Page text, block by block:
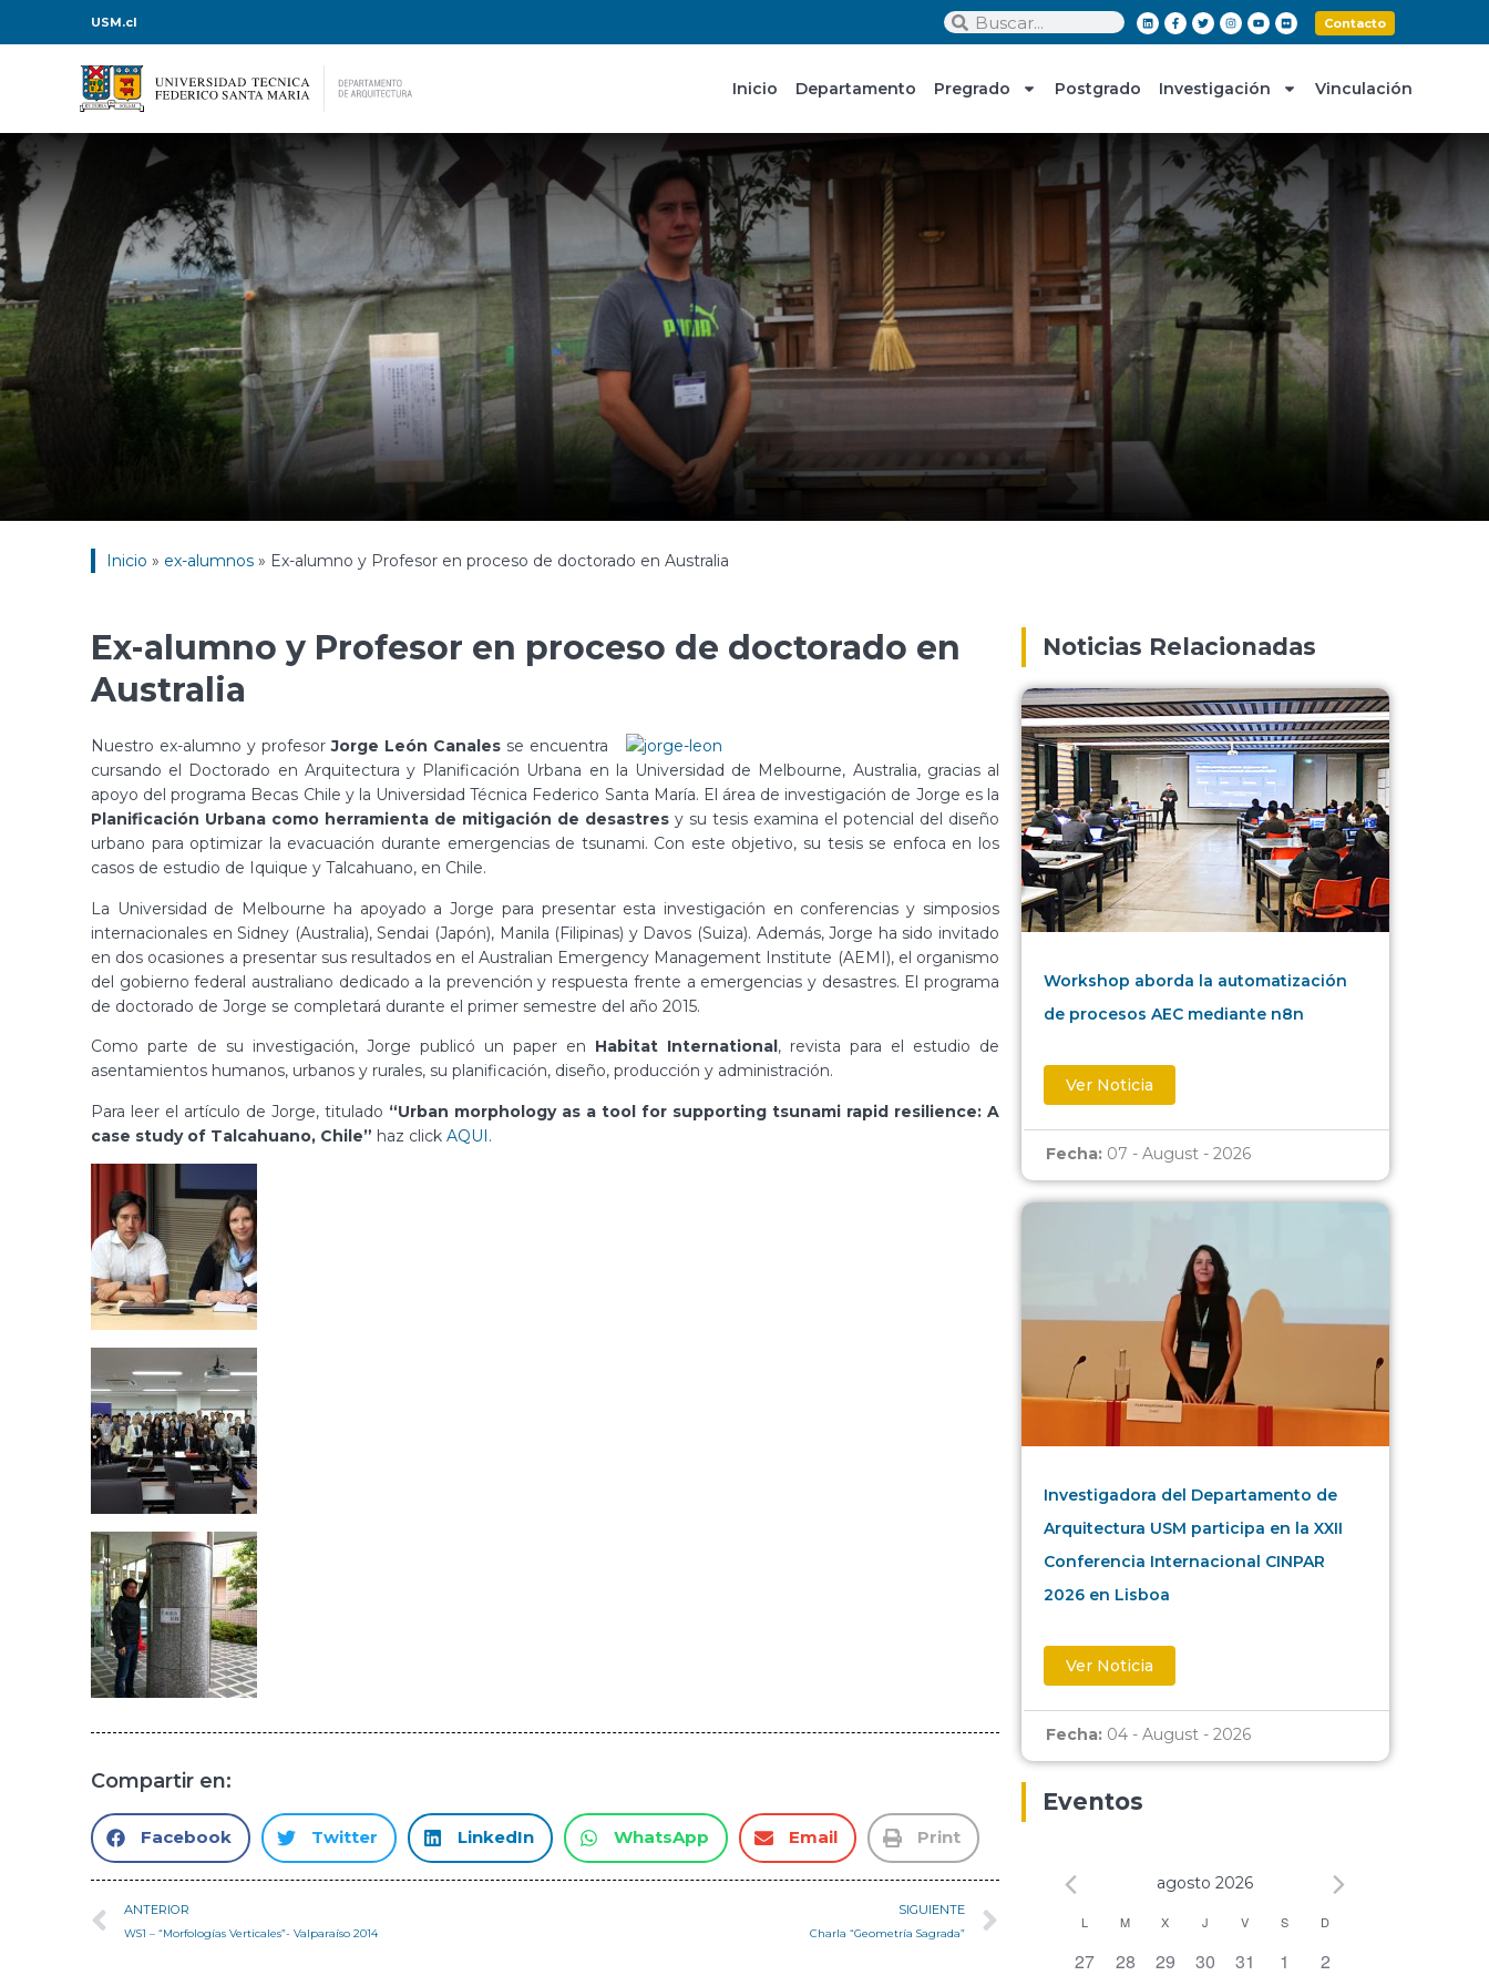
USM.cl Contacto
Inicio Departamento Pregrado Postgrado Investigación Vinculación
Inicio » ex-alumnos » Ex-alumno y Profesor en proceso de doctorado en Australia
Ex-alumno y Profesor en proceso de doctorado en
Australia
Nuestro ex-alumno y profesorJorge León Canalesse encuentra
cursando el Doctorado en Arquitectura y Planificación Urbana en la Universidad de Melbourne, Australia, gracias al
apoyo del programa Becas Chile y la Universidad Técnica Federico Santa María. El área de investigación de Jorge es la
Planificación Urbana como herramienta de mitigación de desastresy su tesis examina el potencial del diseño
urbano para optimizar la evacuación durante emergencias de tsunami. Con este objetivo, su tesis se enfoca en los
casos de estudio de Iquique y Talcahuano, en Chile.
La Universidad de Melbourne ha apoyado a Jorge para presentar esta investigación en conferencias y simposios
internacionales en Sidney (Australia), Sendai (Japón), Manila (Filipinas) y Davos (Suiza). Además, Jorge ha sido invitado
en dos ocasiones a presentar sus resultados en el Australian Emergency Management Institute (AEMI), el organismo
del gobierno federal australiano dedicado a la prevención y respuesta frente a emergencias y desastres. El programa
de doctorado de Jorge se completará durante el primer semestre del año 2015.
Como parte de su investigación, Jorge publicó un paper en Habitat International, revista para el estudio de
asentamientos humanos, urbanos y rurales, su planificación, diseño, producción y administración.
Para leer el artículo de Jorge, titulado “Urban morphology as a tool for supporting tsunami rapid resilience: A
case study of Talcahuano, Chile” haz click AQUI.
Compartir en:
Facebook Twitter LinkedIn WhatsApp Email Print
ANTERIOR
WS1 – “Morfologías Verticales”- Valparaíso 2014
SIGUIENTE
Charla “Geometría Sagrada”
Noticias Relacionadas
Workshop aborda la automatización
de procesos AEC mediante n8n
Ver Noticia
Fecha: 07 - August - 2026
Investigadora del Departamento de
Arquitectura USM participa en la XXII
Conferencia Internacional CINPAR
2026 en Lisboa
Ver Noticia
Fecha: 04 - August - 2026
Eventos
agosto 2026
Calendario
de
L M X J V S D
0 eventos,
27 0 eventos,
28 0 eventos,
29 0 eventos,
30 0 eventos,
31 0 eventos,
1 0 eventos,
2